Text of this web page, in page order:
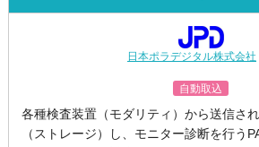
日本ポラデジタル株式会社
自動取込
各種検査装置（モダリティ）から送信さ
（ストレージ）し、モニター診断を行う